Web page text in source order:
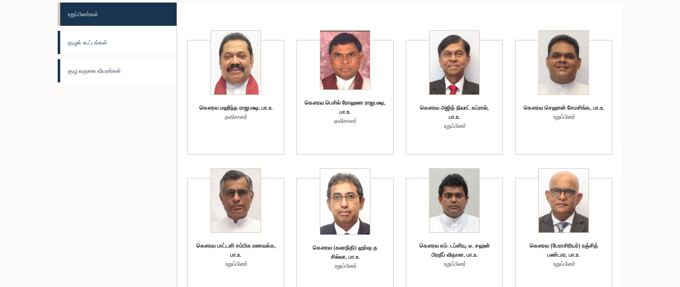
உறுப்பினர்கள்
குழுக் கூட்டங்கள்
குழு வருகை விபரங்கள்
கௌரவ மஹிந்த ராஜபக்ஷ, பா.உ.
தவிசாளர்
கௌரவ பெசில் ரோஹண ராஜபக்ஷ,
பா.உ.
தவிசாளர்
கௌரவ அஜித் நிவாட் கப்ரால்,
பா.உ.
உறுப்பினர்
கௌரவ செஹான் சேமசிங்க, பா.உ.
உறுப்பினர்
கௌரவ பாட்டளி சம்பிக ரணவக்க,
பா.உ.
உறுப்பினர்
கௌரவ (கலாநிதி) ஹர்ஷ த
சில்வா, பா.உ.
உறுப்பினர்
கௌரவ எம். டப்ளியு. டீ. சஹன்
பிரதீப் விதான, பா.உ.
உறுப்பினர்
கௌரவ (பேராசிரியர்) ரஞ்சித்
பண்டார, பா.உ.
உறுப்பினர்